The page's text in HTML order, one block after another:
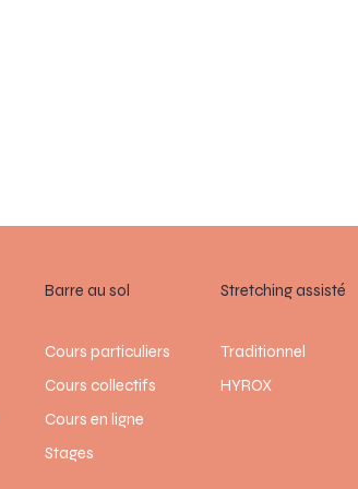
Barre au sol
Cours particuliers
Cours collectifs
Cours en ligne
Stages
Stretching assisté
Traditionnel
HYROX